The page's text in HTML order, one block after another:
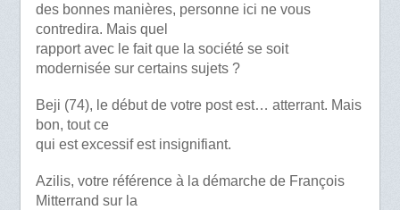
des bonnes manières, personne ici ne vous
contredira. Mais quel
rapport avec le fait que la société se soit
modernisée sur certains sujets ?
Beji (74), le début de votre post est… atterrant. Mais
bon, tout ce
qui est excessif est insignifiant.
Azilis, votre référence à la démarche de François
Mitterrand sur la